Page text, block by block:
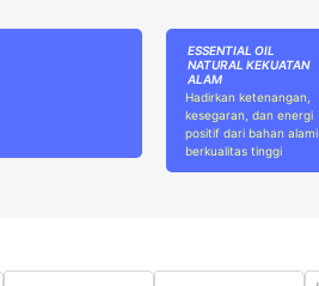
ESSENTIAL OIL
NATURAL KEKUATAN
ALAM
Hadirkan ketenangan,
kesegaran, dan energi
positif dari bahan alami
berkualitas tinggi